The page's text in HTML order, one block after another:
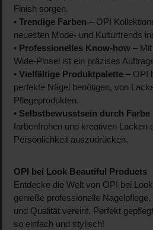
Finish sorgen.
• Trendige Farben – OPI
neuesten Mode- und Kulturtrends
• Professionelles Know-how– Mit
Wide-Pinsel ist ein präzises
• Vielfältige Produktpalette– OPI
perfekte Nägel benötigen, von
Pflegeprodukten.
• Selbstbewusstsein durch Farbe
farbenfrohen und kreativen Lacken
Persönlichkeit auszudrücken.
OPI bei Look Beautiful Products
Entdecke die Welt von OPI bei
genieße professionelle
und Qualität vereint. Perfekt
so einfach und stylisch!